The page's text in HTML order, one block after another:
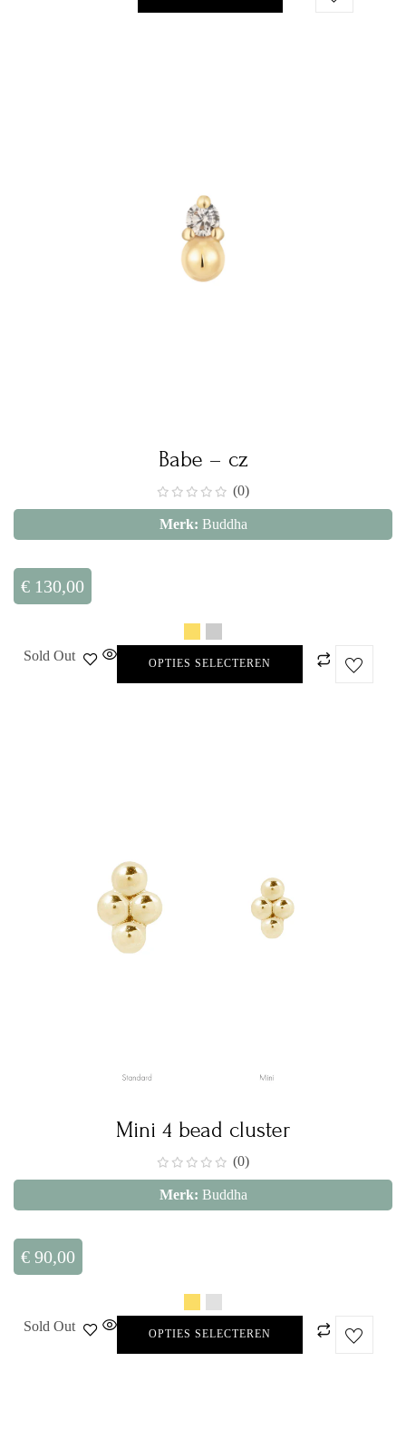
Babe – cz
(0)
Merk: Buddha
€ 130,00
Sold Out OPTIES SELECTEREN
Mini 4 bead cluster
(0)
Merk: Buddha
€ 90,00
Sold Out OPTIES SELECTEREN